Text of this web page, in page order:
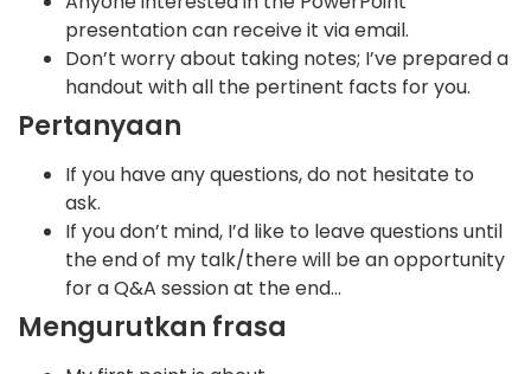
presentation can receive it via email.
Don’t worry about taking notes; I’ve prepared a
handout with all the pertinent facts for you.
Pertanyaan
If you have any questions, do not hesitate to
ask.
If you don’t mind, I’d like to leave questions until
the end of my talk/there will be an opportunity
for a Q&A session at the end…
Mengurutkan frasa